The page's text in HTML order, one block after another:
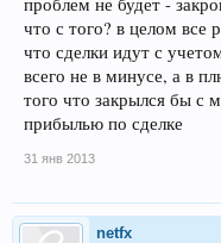
что с того? в целом все
что сделки идут с
всего не в минусе, а в
того что закрылся бы с
прибылью по сделке
31 янв 2013
netfx